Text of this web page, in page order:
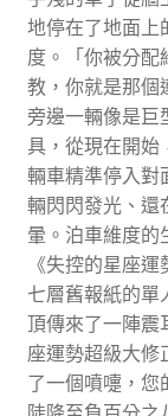
地停在了地面
度。「你被分配
教，你就是那個
旁邊一輛像是巨
具，從現在開始
輛車精準停入對
輛閃閃發光、還
暈。泊車維度的
《失控的星座
七層舊報紙的單
頂傳來了一陣震
座運勢超級大修
了一個噴嚏，您